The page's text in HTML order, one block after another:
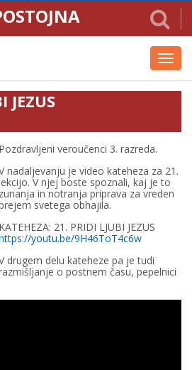
JEZUS
Pozdravljeni veroučenci 3. razreda.
nadaljevanju je video kateheza za 21.
V njej boste spoznali, kaj je to
zunanja in notranja priprava za vreden
svetega obhajila.
KATEHEZA: 21. PRIDI LJUBI JEZUS
youtu.be/9H46ToT4c6w
drugem delu kateheze pa je tudi
o postnem času, pepelnici